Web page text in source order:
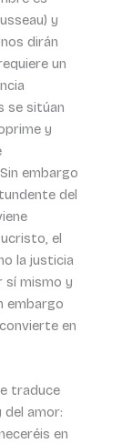
y
dirán
un
se sitúan
y
embargo
del
el
la justicia
sí mismo y
embargo
en
traduce
del amor:
en